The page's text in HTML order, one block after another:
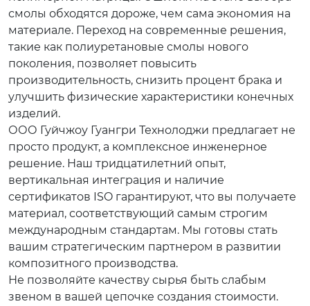
смолы обходятся дороже, чем сама экономия на
материале. Переход на современные решения,
такие как полиуретановые смолы нового
поколения, позволяет повысить
производительность, снизить процент брака и
улучшить физические характеристики конечных
изделий.
ООО Гуйчжоу Гуангри Технолоджи предлагает не
просто продукт, а комплексное инженерное
решение. Наш тридцатилетний опыт,
вертикальная интеграция и наличие
сертификатов ISO гарантируют, что вы получаете
материал, соответствующий самым строгим
международным стандартам. Мы готовы стать
вашим стратегическим партнером в развитии
композитного производства.
Не позволяйте качеству сырья быть слабым
звеном в вашей цепочке создания стоимости.